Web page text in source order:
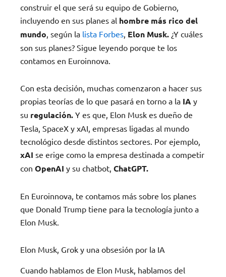
construir el que será su equipo de Gobierno,
incluyendo en sus planes al hombre más rico del
mundo, según la lista Forbes, Elon Musk. ¿Y cuáles
son sus planes? Sigue leyendo porque te los
contamos en Euroinnova.
Con esta decisión, muchas comenzaron a hacer sus
propias teorías de lo que pasará en torno a la IA y
su regulación. Y es que, Elon Musk es dueño de
Tesla, SpaceX y xAI, empresas ligadas al mundo
tecnológico desde distintos sectores. Por ejemplo,
xAI se erige como la empresa destinada a competir
con OpenAI y su chatbot, ChatGPT.
En Euroinnova, te contamos más sobre los planes
que Donald Trump tiene para la tecnología junto a
Elon Musk.
Elon Musk, Grok y una obsesión por la IA
Cuando hablamos de Elon Musk, hablamos del